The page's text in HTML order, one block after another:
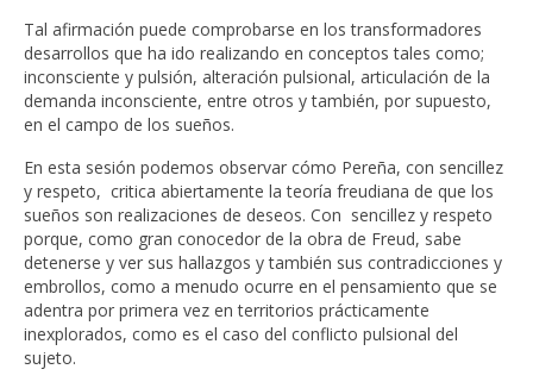
Tal afirmación puede comprobarse en los transformadores
desarrollos que ha ido realizando en conceptos tales como;
inconsciente y pulsión, alteración pulsional, articulación de la
demanda inconsciente, entre otros y también, por supuesto,
en el campo de los sueños.
En esta sesión podemos observar cómo Pereña, con sencillez
y respeto, critica abiertamente la teoría freudiana de que los
sueños son realizaciones de deseos. Con sencillez y respeto
porque, como gran conocedor de la obra de Freud, sabe
detenerse y ver sus hallazgos y también sus contradicciones y
embrollos, como a menudo ocurre en el pensamiento que se
adentra por primera vez en territorios prácticamente
inexplorados, como es el caso del conflicto pulsional del
sujeto.